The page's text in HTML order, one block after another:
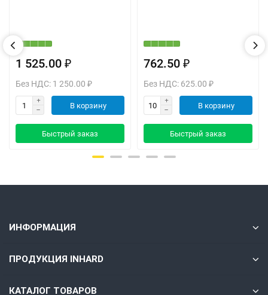
1 525.00 ₽
Без НДС: 1 250.00 ₽
В корзину
Быстрый заказ
762.50 ₽
Без НДС: 625.00 ₽
В корзину
Быстрый заказ
ИНФОРМАЦИЯ
ПРОДУКЦИЯ INHARD
КАТАЛОГ ТОВАРОВ